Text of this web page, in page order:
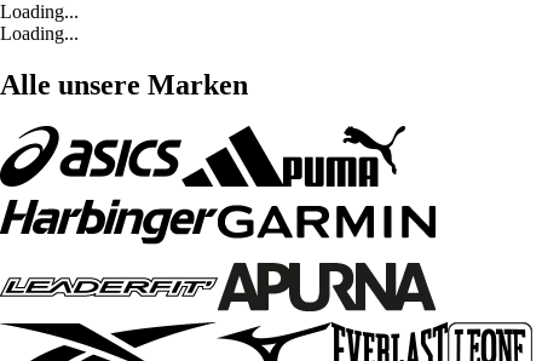
Loading...
Loading...
Alle unsere Marken